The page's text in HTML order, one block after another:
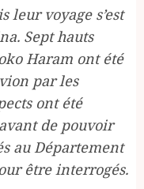
leur voyage s’est
Sept hauts
Haram ont été
par les
ont été
de pouvoir
au Département
être interrogés.